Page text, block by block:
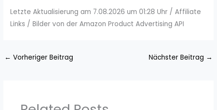
Letzte Aktualisierung am 7.08.2026 um 01:28 Uhr / Affiliate
Links / Bilder von der Amazon Product Advertising API
← Vorheriger Beitrag Nächster Beitrag →